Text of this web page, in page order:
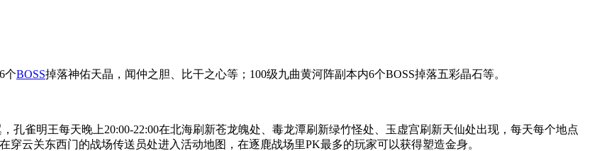
个BOSS掉落神佑天晶，闻仲之胆、比干之心等；100级九曲黄河阵副本内6个BOSS掉落五彩晶石等。
孔雀明王每天晚上20:00-22:00在北海刷新苍龙魄处、毒龙潭刷新绿竹怪处、玉虚宫刷新天仙处出现，每天每个地点
穿云关东西门的战场传送员处进入活动地图，在逐鹿战场里PK最多的玩家可以获得塑造金身。